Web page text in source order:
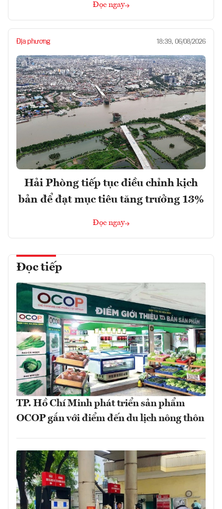
Đọc ngay
Địa phương 18:39, 06/08/2026
Hải Phòng tiếp tục điều chỉnh kịch
bản để đạt mục tiêu tăng trưởng 13%
Đọc ngay
Đọc tiếp
TP. Hồ Chí Minh phát triển sản phẩm
OCOP gắn với điểm đến du lịch nông thôn